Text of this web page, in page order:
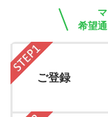
希望
ご登録